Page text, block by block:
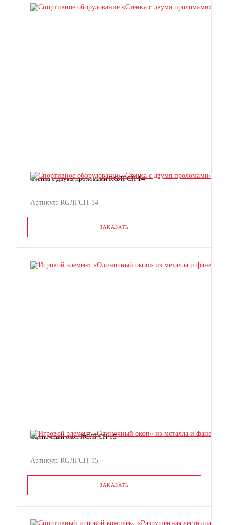
Стенка с двумя проломами RGЛГСН-14
Артикул: RGЛГСН-14
ЗАКАЗАТЬ
Одиночный окоп RGЛГСН-15
Артикул: RGЛГСН-15
ЗАКАЗАТЬ